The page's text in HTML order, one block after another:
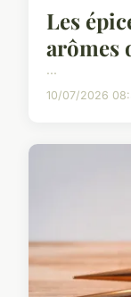
Les
arômes
...
10/07/2026